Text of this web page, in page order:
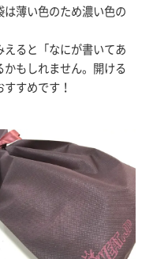
薄い色のため濃い色の
ると「なにが書いてあ
もしれません。開ける
すめです！